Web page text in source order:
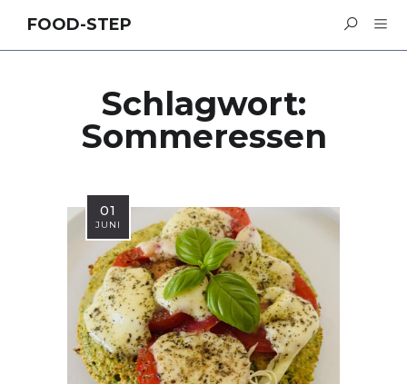
FOOD-STEP
Schlagwort:
Sommeressen
01
JUNI